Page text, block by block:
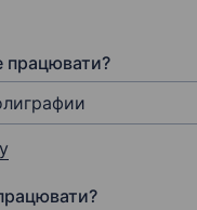
працювати?